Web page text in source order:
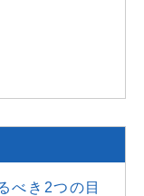
べき2つの目